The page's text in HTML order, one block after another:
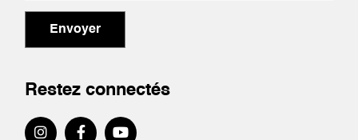
Envoyer
Restez connectés